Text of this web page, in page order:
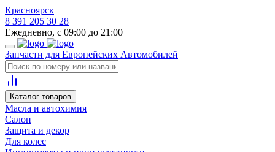
Красноярск
8 391 205 30 28
Ежедневно, с 09:00 до 21:00
Запчасти для Европейских Автомобилей
Каталог товаров
Масла и автохимия
Салон
Защита и декор
Для колес